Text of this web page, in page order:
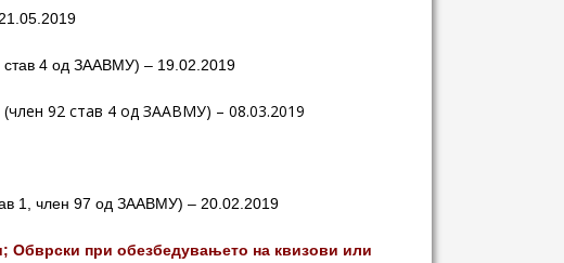
став 4 од ЗААВМУ) – 19.02.2019
(член 92 став 4 од ЗААВМУ) – 08.03.2019
1, член 97 од ЗААВМУ) – 20.02.2019
Обврски при обезбедувањето на квизови или